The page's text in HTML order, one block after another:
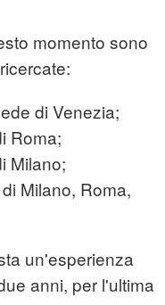
momento sono
di Venezia;
Roma;
Milano;
Milano, Roma,
un'esperienza
anni, per l'ultima